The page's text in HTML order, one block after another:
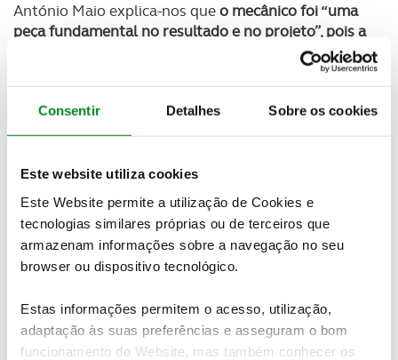
Consentir Detalhes Sobre os cookies
Este website utiliza cookies
Este Website permite a utilização de Cookies e
tecnologias similares próprias ou de terceiros que
armazenam informações sobre a navegação no seu
browser ou dispositivo tecnológico.
Estas informações permitem o acesso, utilização,
adaptação às suas preferências e asseguram o bom
funcionamento do Website, mas também conhecer os
António Maio explica-nos queo mecânico foi “uma
peça fundamental no resultado e no projeto”, pois a
Yamaha WR450F Rally é uma máquina “nascida”
para estas provas, mas precisa de uma manutenção
cuidada e atempada.
Reconhecendo que
navegação, António Maio recorda ainda a
um ponto fulcral, basta um erro para arruinar uma
boa etapa”.